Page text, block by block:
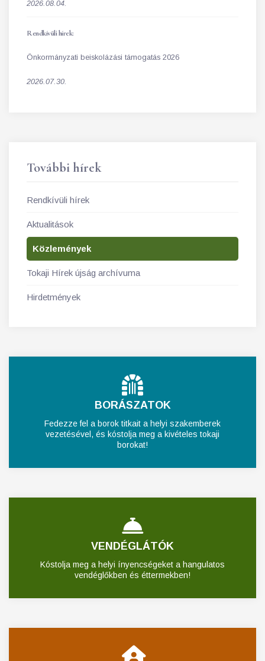
2026.08.04.
Rendkívüli hírek:
Önkormányzati beiskolázási támogatás 2026
2026.07.30.
További hírek
Rendkívüli hírek
Aktualitások
Közlemények
Tokaji Hírek újság archívuma
Hirdetmények
BORÁSZATOK
Fedezze fel a borok titkait a helyi szakemberek
vezetésével, és kóstolja meg a kivételes tokaji
borokat!
VENDÉGLÁTÓK
Kóstolja meg a helyi ínyencségeket a hangulatos
vendéglőkben és éttermekben!